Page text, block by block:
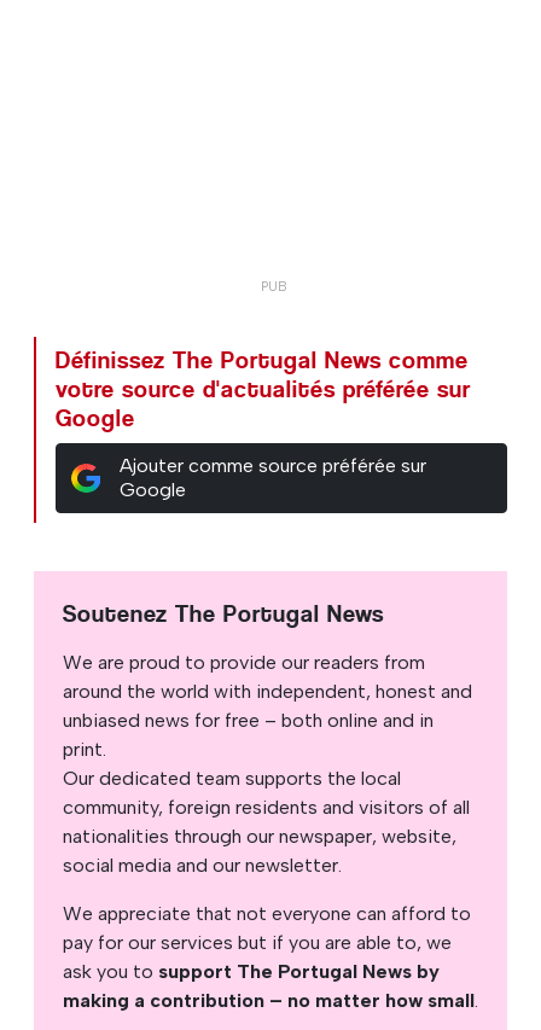
Définissez The Portugal News comme
votre source d'actualités préférée sur
Google
Ajouter comme source préférée sur
Google
Soutenez The Portugal News
We are proud to provide our readers from
around the world with independent, honest and
unbiased news for free – both online and in
print.
Our dedicated team supports the local
community, foreign residents and visitors of all
nationalities through our newspaper, website,
social media and our newsletter.
We appreciate that not everyone can afford to
pay for our services but if you are able to, we
ask you to support The Portugal News by
making a contribution – no matter how small.